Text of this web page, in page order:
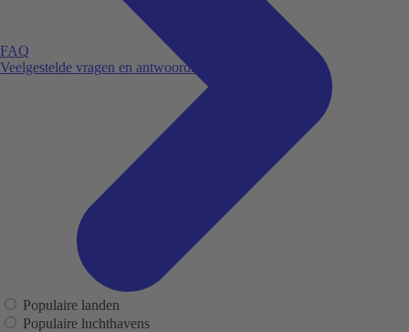
FAQ
Veelgestelde vragen en antwoorden.
Populaire landen
Populaire luchthavens